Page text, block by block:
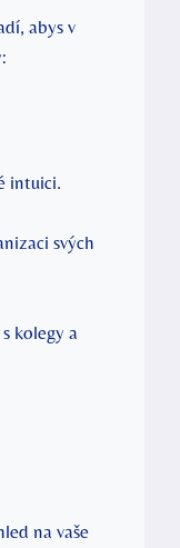
abys v
intuici.
svých
kolegy a
na vaše